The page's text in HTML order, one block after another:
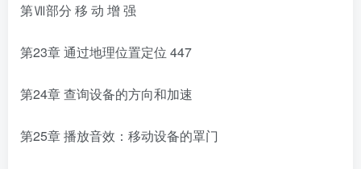
第Ⅶ部分 移 动 增 强
第23章 通过地理位置定位 447
第24章 查询设备的方向和加速
第25章 播放音效：移动设备的罩门